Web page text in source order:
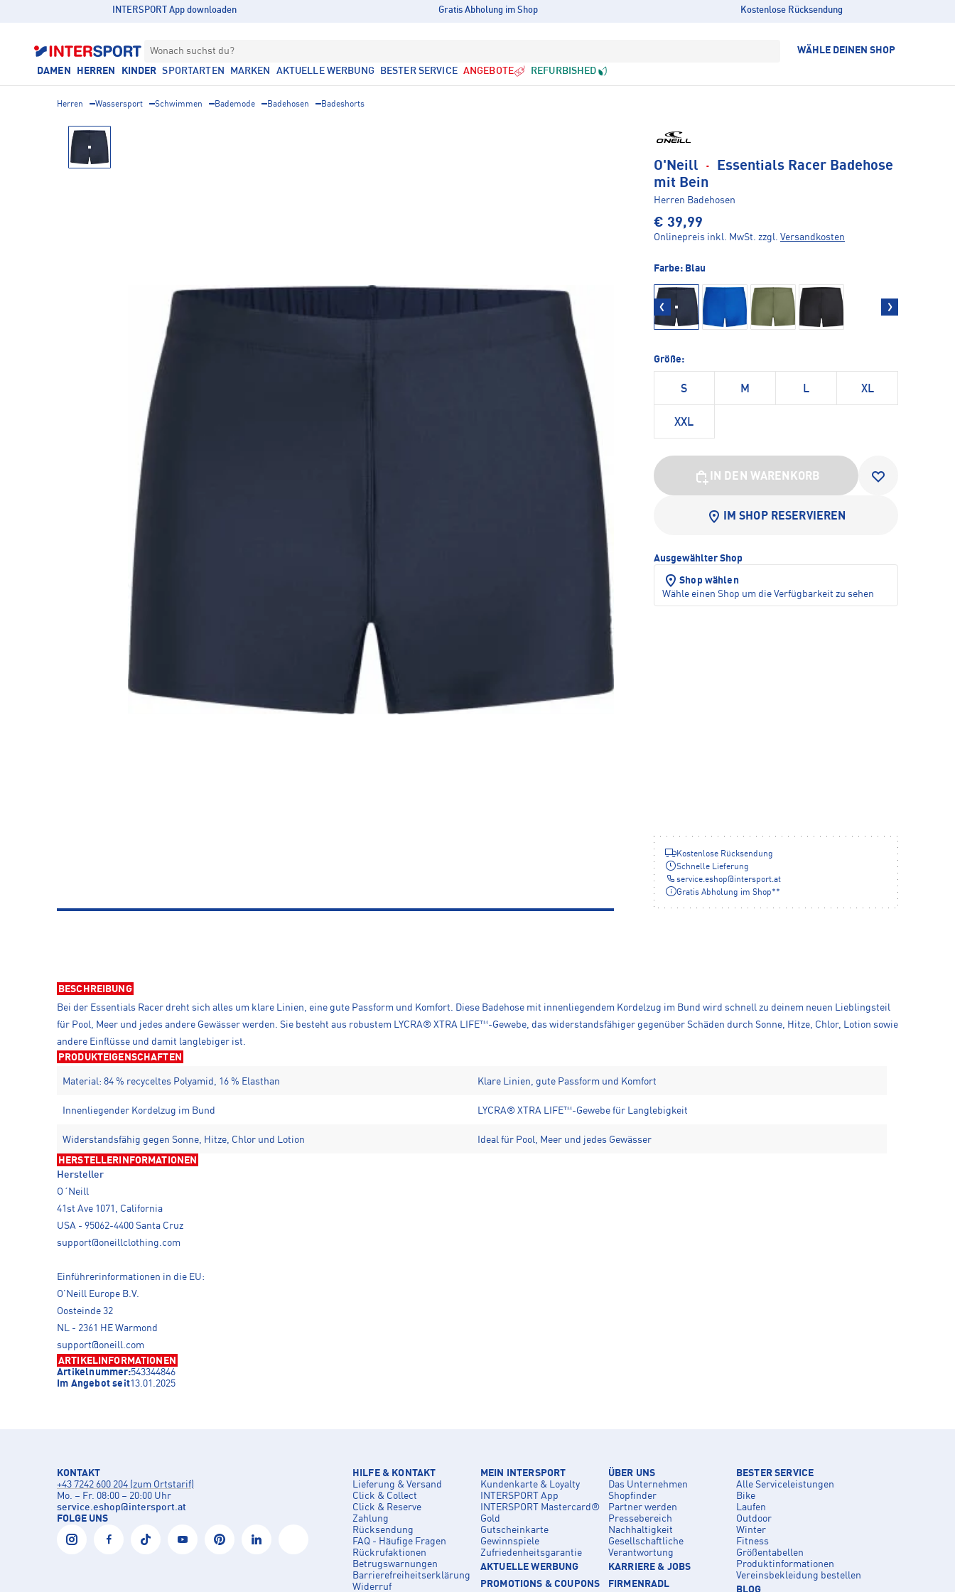
INTERSPORT App downloaden Gratis Abholung im Shop Kostenlose Rücksendung
Wonach suchst du? WÄHLE DEINEN SHOP
DAMEN HERREN KINDER SPORTARTEN MARKEN AKTUELLE WERBUNG BESTER SERVICE ANGEBOTE REFURBISHED
Herren Wassersport Schwimmen Bademode Badehosen Badeshorts
O'Neill ·
Essentials Racer Badehose
mit Bein
Herren Badehosen
€ 39,99
Onlinepreis inkl. MwSt. zzgl. Versandkosten
Farbe: Blau
Größe:
S M L XL
XXL
IN DEN WARENKORB
IM SHOP RESERVIEREN
Ausgewählter Shop
Shop wählen
Wähle einen Shop um die Verfügbarkeit zu sehen
Kostenlose Rücksendung
Schnelle Lieferung
service.eshop@ intersport.at
Gratis Abholung im Shop**
BESCHREIBUNG
Bei der Essentials Racer dreht sich alles um klare Linien, eine gute Passform und Komfort. Diese Badehose mit innenliegendem Kordelzug im Bund wird schnell zu deinem neuen Lieblingsteil
für Pool, Meer und jedes andere Gewässer werden. Sie besteht aus robustem LYCRA® XTRA LIFE™-Gewebe, das widerstandsfähiger gegenüber Schäden durch Sonne, Hitze, Chlor, Lotion sowie
andere Einflüsse und damit langlebiger ist.
PRODUKTEIGENSCHAFTEN
Material: 84 % recyceltes Polyamid, 16 % Elasthan Klare Linien, gute Passform und Komfort
Innenliegender Kordelzug im Bund LYCRA® XTRA LIFE™-Gewebe für Langlebigkeit
Widerstandsfähig gegen Sonne, Hitze, Chlor und Lotion Ideal für Pool, Meer und jedes Gewässer
HERSTELLERINFORMATIONEN
Hersteller
O´Neill
41st Ave 1071, California
USA - 95062-4400 Santa Cruz
support@oneillclothing.com
Einführerinformationen in die EU:
O’Neill Europe B.V.
Oosteinde 32
NL - 2361 HE Warmond
support@oneill.com
ARTIKELINFORMATIONEN
Artikelnummer:543344846
Im Angebot seit13.01.2025
KONTAKT
+43 7242 600 204 (zum Ortstarif)
Mo. – Fr. 08:00 – 20:00 Uhr
service.eshop@intersport.at
FOLGE UNS
HILFE & KONTAKT
Lieferung & Versand
Click & Collect
Click & Reserve
Zahlung
Rücksendung
FAQ - Häufige Fragen
Rückrufaktionen
Betrugswarnungen
Barrierefreiheitserklärung
Widerruf
MEIN INTERSPORT
Kundenkarte & Loyalty
INTERSPORT App
INTERSPORT Mastercard®
Gold
Gutscheinkarte
Gewinnspiele
Zufriedenheitsgarantie
AKTUELLE WERBUNG
PROMOTIONS & COUPONS
ÜBER UNS
Das Unternehmen
Shopfinder
Partner werden
Pressebereich
Nachhaltigkeit
Gesellschaftliche
Verantwortung
KARRIERE & JOBS
FIRMENRADL
BESTER SERVICE
Alle Serviceleistungen
Bike
Laufen
Outdoor
Winter
Fitness
Größentabellen
Produktinformationen
Vereinsbekleidung bestellen